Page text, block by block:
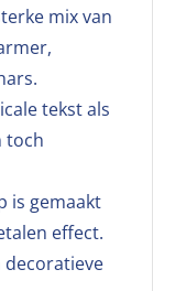
mix van
tekst als
toch
is gemaakt
effect.
decoratieve